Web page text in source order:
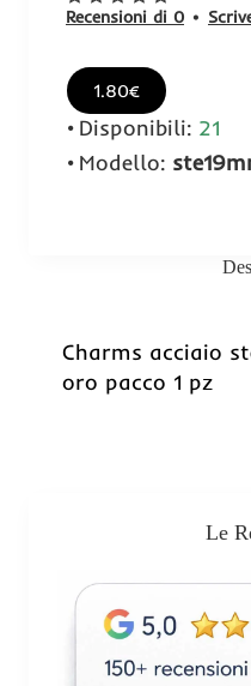
Recensioni di 0 •
1.80€
Disponibili: 21
Modello:
Charms acciaio
oro pacco 1 pz
Le